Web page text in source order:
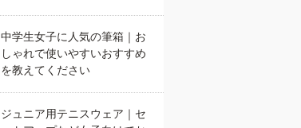
中学生女子に人気の筆箱｜お
しゃれで使いやすいおすすめ
を教えてください
ジュニア用テニスウェア｜セ